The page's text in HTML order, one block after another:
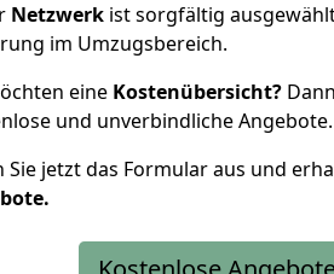
Netzwerk ist sorgfältig
im Umzugsbereich.
eine Kostenübersicht?
und unverbindliche Angebote.
Sie jetzt das Formular aus und